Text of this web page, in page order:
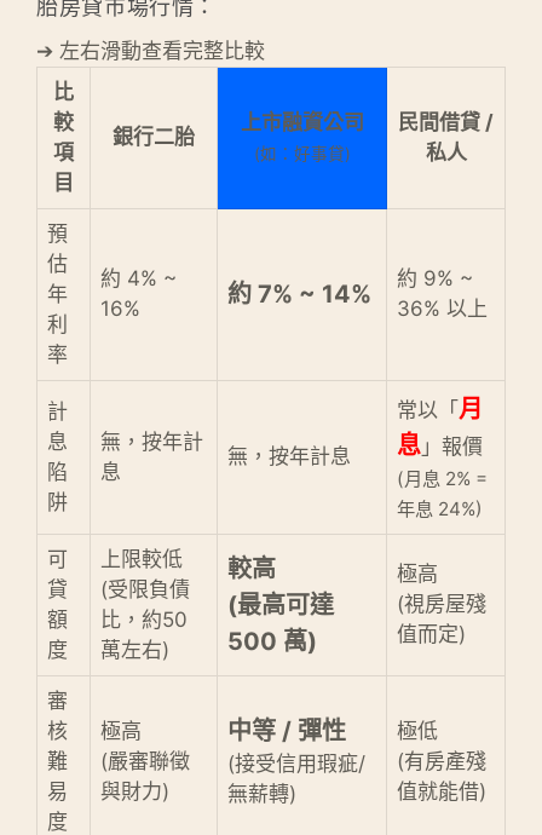
胎房貸市場行情：
➔ 左右滑動查看完整比較
比
較
項
目
銀行二胎
上市融資公司
(如：好事貸)
民間借貸 /
私人
預
估
年
利
率
約 4% ~
16%
約 7% ~ 14%
約 9% ~
36% 以上
計
息
陷
阱
無，按年計
息
無，按年計息
常以「月
息 」報價
(月息 2% =
年息 24%)
可
貸
額
度
上限較低
(受限負債
比，約50
萬左右)
較高
(最高可達
500 萬)
極高
(視房屋殘
值而定)
審
核
難
易
度
極高
(嚴審聯徵
與財力)
中等 / 彈性
(接受信用瑕疵/
無薪轉)
極低
(有房產殘
值就能借)